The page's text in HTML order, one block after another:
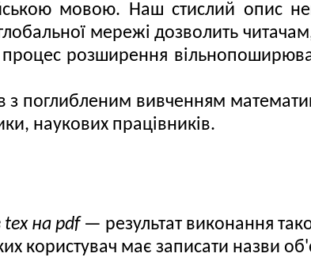
мовою. Наш стислий опис
мережі дозволить
процес розширення
з поглибленим вивченням
наукових працівників.
на pdf— результат виконання
користувач має записати назви